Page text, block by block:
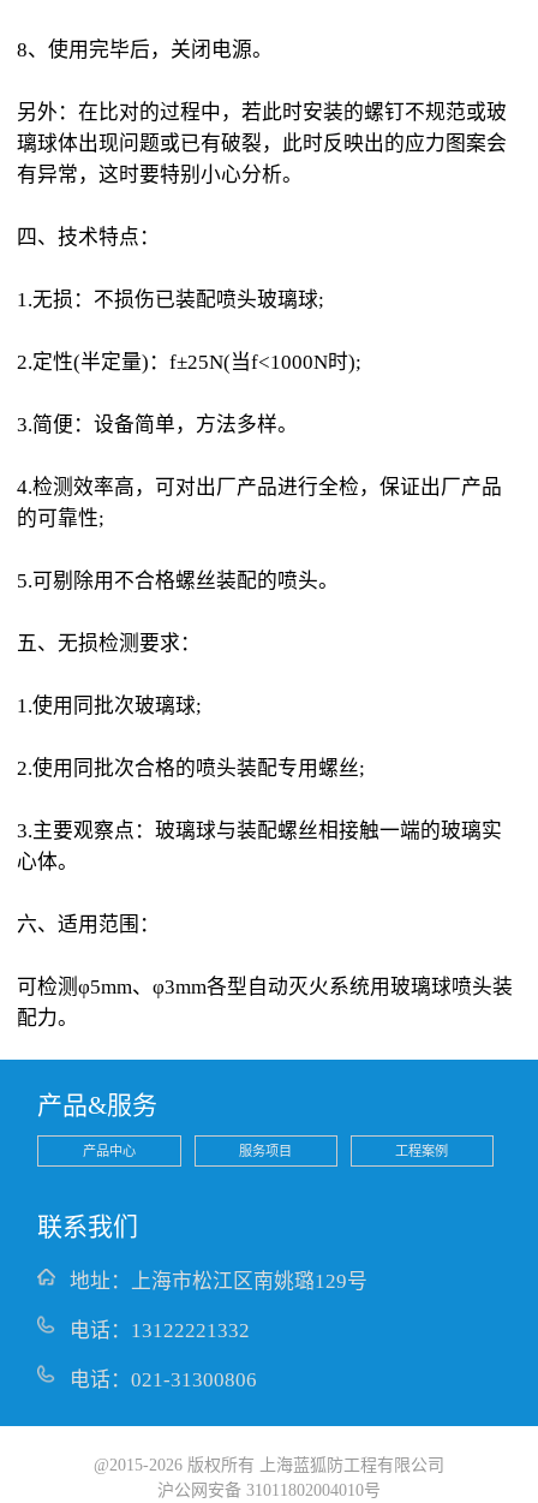
8、使用完毕后，关闭电源。
另外：在比对的过程中，若此时安装的螺钉不规范或玻
璃球体出现问题或已有破裂，此时反映出的应力图案会
有异常，这时要特别小心分析。
四、技术特点：
1.无损：不损伤已装配喷头玻璃球;
2.定性(半定量)：f±25N(当f<1000N时);
3.简便：设备简单，方法多样。
4.检测效率高，可对出厂产品进行全检，保证出厂产品
的可靠性;
5.可剔除用不合格螺丝装配的喷头。
五、无损检测要求：
1.使用同批次玻璃球;
2.使用同批次合格的喷头装配专用螺丝;
3.主要观察点：玻璃球与装配螺丝相接触一端的玻璃实
心体。
六、适用范围：
可检测φ5mm、φ3mm各型自动灭火系统用玻璃球喷头装
配力。
产品&服务
产品中心 服务项目 工程案例
联系我们
地址：上海市松江区南姚璐129号
电话：13122221332
电话：021-31300806
@2015-2026 版权所有 上海蓝狐防工程有限公司
沪公网安备 31011802004010号